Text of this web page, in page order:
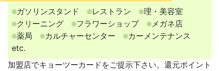
ガソリンスタンド レストラン
理・美容室
クリーニング
フラワーショップ
メガネ店
薬局
カルチャーセンター
カーメンテナンス
etc.
加盟店でキョーツーカードをご提示下さい。還元ポイント